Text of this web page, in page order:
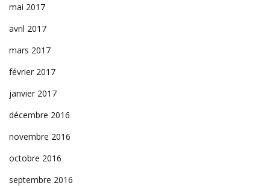
mai 2017
avril 2017
mars 2017
février 2017
janvier 2017
décembre 2016
novembre 2016
octobre 2016
septembre 2016